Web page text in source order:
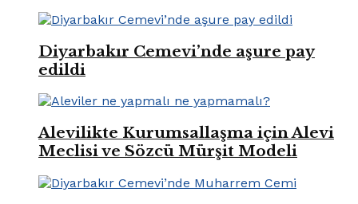
Diyarbakır Cemevi’nde aşure pay
edildi
Alevilikte Kurumsallaşma için Alevi
Meclisi ve Sözcü Mürşit Modeli